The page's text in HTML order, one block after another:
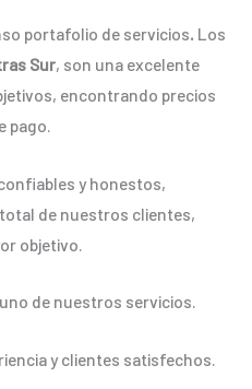
portafolio de servicios. Los
Sur, son una excelente
encontrando precios
pago.
y honestos,
de nuestros clientes,
objetivo.
de nuestros servicios.
y clientes satisfechos.